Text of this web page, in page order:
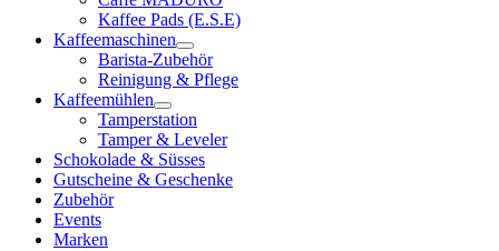
Kaffee Pads (E.S.E)
Kaffeemaschinen
Barista-Zubehör
Reinigung & Pflege
Kaffeemühlen
Tamperstation
Tamper & Leveler
Schokolade & Süsses
Gutscheine & Geschenke
Zubehör
Events
Marken